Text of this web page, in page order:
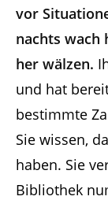
vor
nachts wach
her wälzen.
und hat
bestimmte
Sie wissen,
haben. Sie
Bibliothek